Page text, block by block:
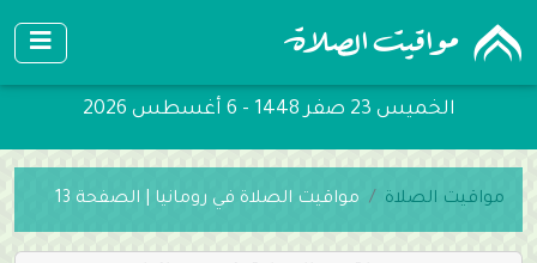
الخميس 23 صفر 1448 - 6 أغسطس 2026
مواقيت الصلاة مواقيت الصلاة في رومانيا | الصفحة 13